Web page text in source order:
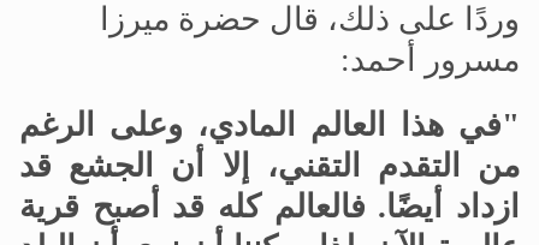
وردًا على ذلك، قال حضرة ميرزا
مسرور أحمد:
"في هذا العالم المادي، وعلى الرغم
من التقدم التقني، إلا أن الجشع قد
ازداد أيضًا. فالعالم كله قد أصبح قرية